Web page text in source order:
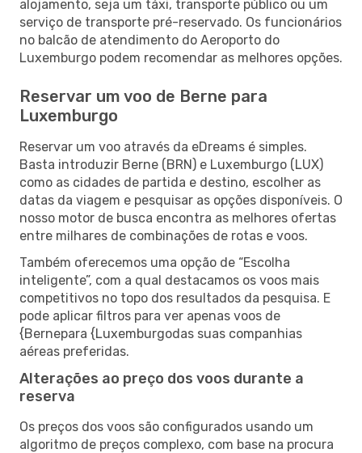
alojamento, seja um táxi, transporte público ou um
serviço de transporte pré-reservado. Os funcionários
no balcão de atendimento do Aeroporto do
Luxemburgo podem recomendar as melhores opções.
Reservar um voo de Berne para
Luxemburgo
Reservar um voo através da eDreams é simples.
Basta introduzir Berne (BRN) e Luxemburgo (LUX)
como as cidades de partida e destino, escolher as
datas da viagem e pesquisar as opções disponíveis. O
nosso motor de busca encontra as melhores ofertas
entre milhares de combinações de rotas e voos.
Também oferecemos uma opção de “Escolha
inteligente”, com a qual destacamos os voos mais
competitivos no topo dos resultados da pesquisa. E
pode aplicar filtros para ver apenas voos de
{Bernepara {Luxemburgodas suas companhias
aéreas preferidas.
Alterações ao preço dos voos durante a
reserva
Os preços dos voos são configurados usando um
algoritmo de preços complexo, com base na procura